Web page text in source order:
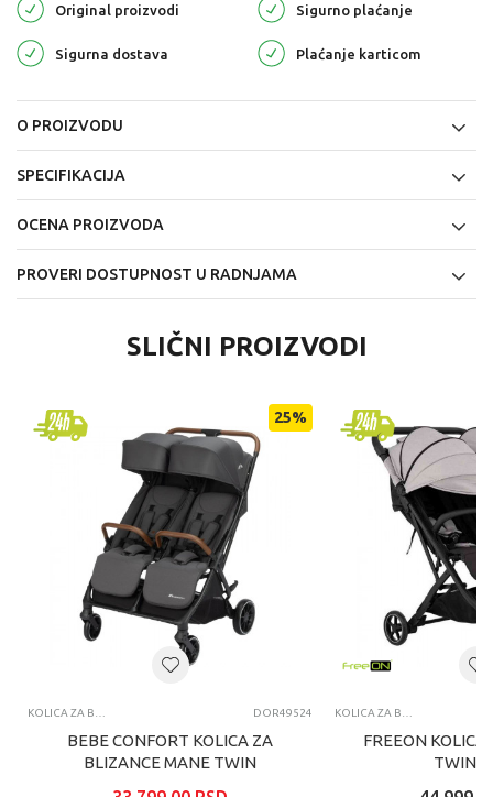
Original proizvodi Sigurno plaćanje
Sigurna dostava Plaćanje karticom
O PROIZVODU
SPECIFIKACIJA
OCENA PROIZVODA
PROVERI DOSTUPNOST U RADNJAMA
SLIČNI PROIZVODI
25%
KOLICA ZA BLIZANCE I TROJKE DOR49524
BEBE CONFORT KOLICA ZA
BLIZANCE MANE TWIN
KOLICA ZA BLIZANCE I TROJKE
FREEON
TWIN